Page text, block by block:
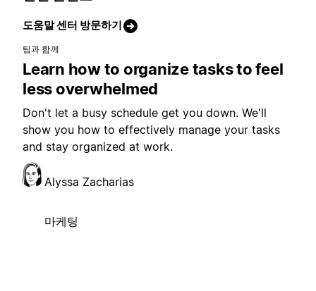
도움말 센터 방문하기
팀과 함께
Learn how to organize tasks to feel
less overwhelmed
Don't let a busy schedule get you down. We'll
show you how to effectively manage your tasks
and stay organized at work.
Alyssa Zacharias
마케팅